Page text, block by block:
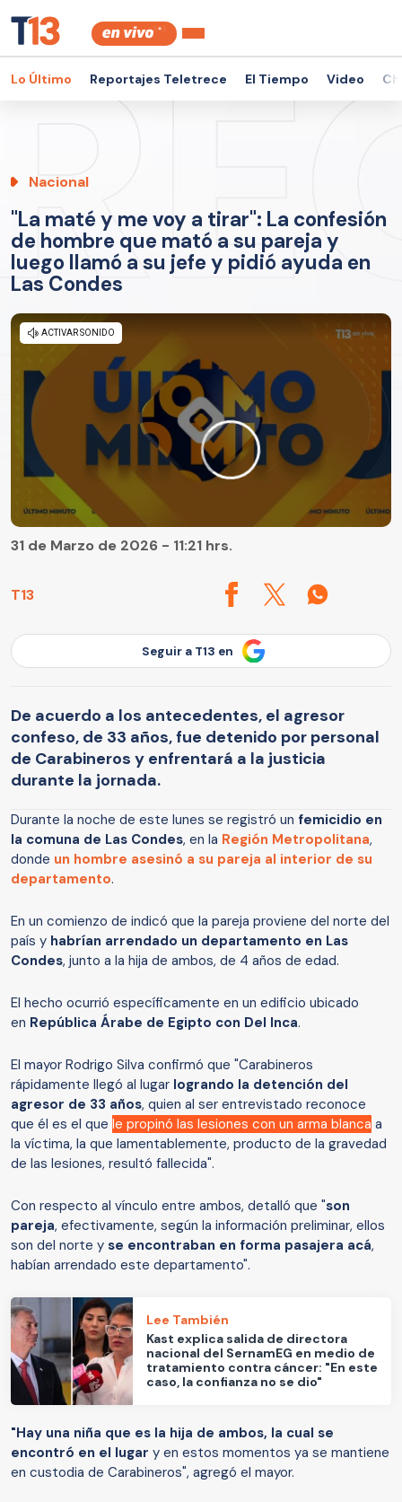
Lo Último Reportajes Teletrece El Tiempo Video
Nacional
"La maté y me voy a tirar": La confesión
de hombre que mató a su pareja y
luego llamó a su jefe y pidió ayuda en
Las Condes
T13
31 de Marzo de 2026 - 11:21 hrs.
Seguir a T13 en
De acuerdo a los antecedentes, el agresor
confeso, de 33 años, fue detenido por personal
de Carabineros y enfrentará a la justicia
durante la jornada.
Durante la noche de este lunes se registró un femicidio en
la comuna de Las Condes, en la Región Metropolitana,
donde un hombre asesinó a su pareja al interior de su
departamento.
En un comienzo de indicó que la pareja proviene del norte del
país y habrían arrendado un departamento en Las
Condes, junto a la hija de ambos, de 4 años de edad.
El hecho ocurrió específicamente en un edificio ubicado
en República Árabe de Egipto con Del Inca.
El mayor Rodrigo Silva confirmó que "Carabineros
rápidamente llegó al lugar logrando la detención del
agresor de 33 años, quien al ser entrevistado reconoce
que él es el que le propinó las lesiones con un arma blanca a
la víctima, la que lamentablemente, producto de la gravedad
de las lesiones, resultó fallecida".
Con respecto al vínculo entre ambos, detalló que "son
pareja, efectivamente, según la información preliminar, ellos
son del norte y se encontraban en forma pasajera acá,
habían arrendado este departamento".
Lee También
Kast explica salida de directora
nacional del SernamEG en medio de
tratamiento contra cáncer: "En este
caso, la confianza no se dio"
"Hay una niña que es la hija de ambos, la cual se
encontró en el lugar y en estos momentos ya se mantiene
en custodia de Carabineros", agregó el mayor.